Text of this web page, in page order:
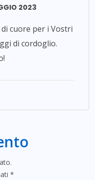
2023
di cuore per i Vostri
di cordoglio.
*